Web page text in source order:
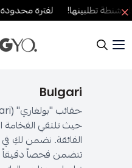
تطلبينها! لفترة محدودة اطلب 2 والثالث بنصف
FASHION
Bulgari
حيث تلتقي الفخامة
الفائقة. نضمن لكِ في
تتضمن فحصاً دقيقاً